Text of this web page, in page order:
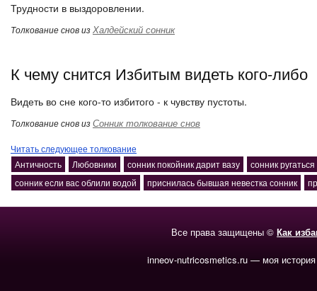
Трудности в выздоровлении.
Толкование снов изХалдейский сонник
К чему снится Избитым видеть кого-либо
Видеть во сне кого-то избитого - к чувству пустоты.
Толкование снов изСонник толкование снов
Читать следующее толкование
Античность
Любовники сонник покойник дарит вазу
сонник
сонник если вас облили водой
приснилась бывшая невестка сонник
Все права защищены © Как
inneov-nutricosmetics.ru — моя